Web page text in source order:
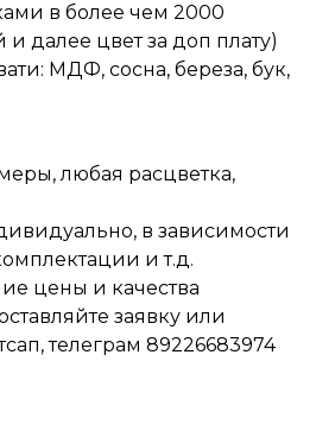
в более чем 2000
и далее цвет за доп плату)
МДФ, сосна, береза, бук,
любая расцветка,
в зависимости
и т.д.
цены и качества
заявку или
телеграм 89226683974